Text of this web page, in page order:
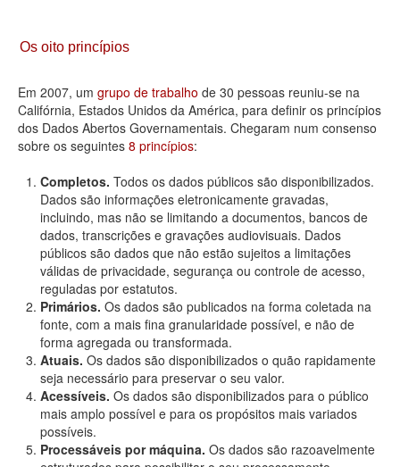
Os oito princípios
Em 2007, um grupo de trabalho de 30 pessoas reuniu-se na
Califórnia, Estados Unidos da América, para definir os princípios
dos Dados Abertos Governamentais. Chegaram num consenso
sobre os seguintes 8 princípios:
Completos. Todos os dados públicos são disponibilizados.
Dados são informações eletronicamente gravadas,
incluindo, mas não se limitando a documentos, bancos de
dados, transcrições e gravações audiovisuais. Dados
públicos são dados que não estão sujeitos a limitações
válidas de privacidade, segurança ou controle de acesso,
reguladas por estatutos.
Primários. Os dados são publicados na forma coletada na
fonte, com a mais fina granularidade possível, e não de
forma agregada ou transformada.
Atuais. Os dados são disponibilizados o quão rapidamente
seja necessário para preservar o seu valor.
Acessíveis. Os dados são disponibilizados para o público
mais amplo possível e para os propósitos mais variados
possíveis.
Processáveis por máquina. Os dados são razoavelmente